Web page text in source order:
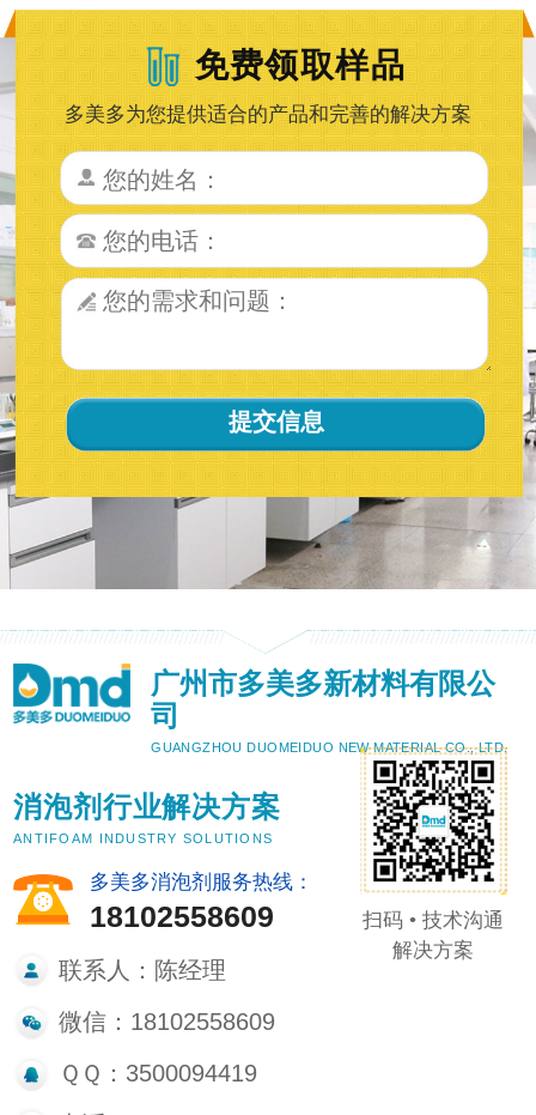
免费领取样品
多美多为您提供适合的产品和完善的解决方案
广州市多美多新材料有限公
司
GUANGZHOU DUOMEIDUO NEW MATERIAL CO., LTD.
消泡剂行业解决方案
ANTIFOAM INDUSTRY SOLUTIONS
多美多消泡剂服务热线：
18102558609
联系人：陈经理
微信：18102558609
ＱＱ：3500094419
扫码 • 技术沟通
解决方案